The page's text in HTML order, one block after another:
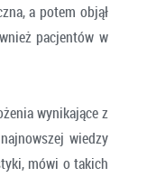
a potem objął
pacjentów w
wynikające z
wiedzy
mówi o takich